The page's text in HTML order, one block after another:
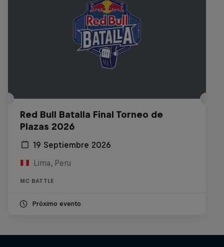
Red Bull Batalla Final Torneo de
Plazas 2026
19 Septiembre 2026
Lima, Peru
MC BATTLE
Próximo evento